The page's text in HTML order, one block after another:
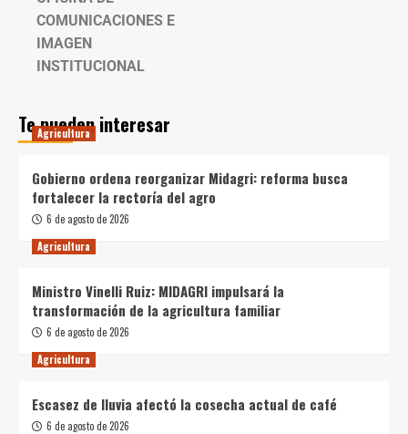
COMUNICACIONES E
IMAGEN
INSTITUCIONAL
Te pueden interesar
Agricultura
Gobierno ordena reorganizar Midagri: reforma busca
fortalecer la rectoría del agro
6 de agosto de 2026
Agricultura
Ministro Vinelli Ruiz: MIDAGRI impulsará la
transformación de la agricultura familiar
6 de agosto de 2026
Agricultura
Escasez de lluvia afectó la cosecha actual de café
6 de agosto de 2026